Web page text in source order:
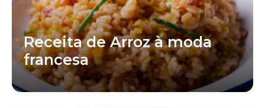
Receita de Arroz à moda
francesa